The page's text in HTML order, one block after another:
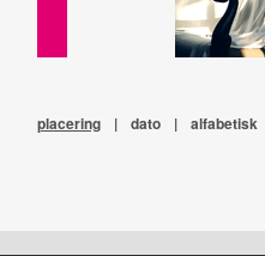
placering | dato | alfabetisk